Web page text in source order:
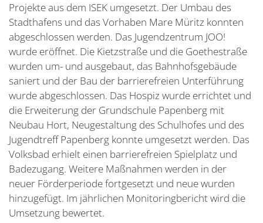
Projekte aus dem ISEK umgesetzt. Der Umbau des
Stadthafens und das Vorhaben Mare Müritz konnten
abgeschlossen werden. Das Jugendzentrum JOO!
wurde eröffnet. Die Kietzstraße und die Goethestraße
wurden um- und ausgebaut, das Bahnhofsgebäude
saniert und der Bau der barrierefreien Unterführung
wurde abgeschlossen. Das Hospiz wurde errichtet und
die Erweiterung der Grundschule Papenberg mit
Neubau Hort, Neugestaltung des Schulhofes und des
Jugendtreff Papenberg konnte umgesetzt werden. Das
Volksbad erhielt einen barrierefreien Spielplatz und
Badezugang. Weitere Maßnahmen werden in der
neuer Förderperiode fortgesetzt und neue wurden
hinzugefügt. Im jährlichen Monitoringbericht wird die
Umsetzung bewertet.